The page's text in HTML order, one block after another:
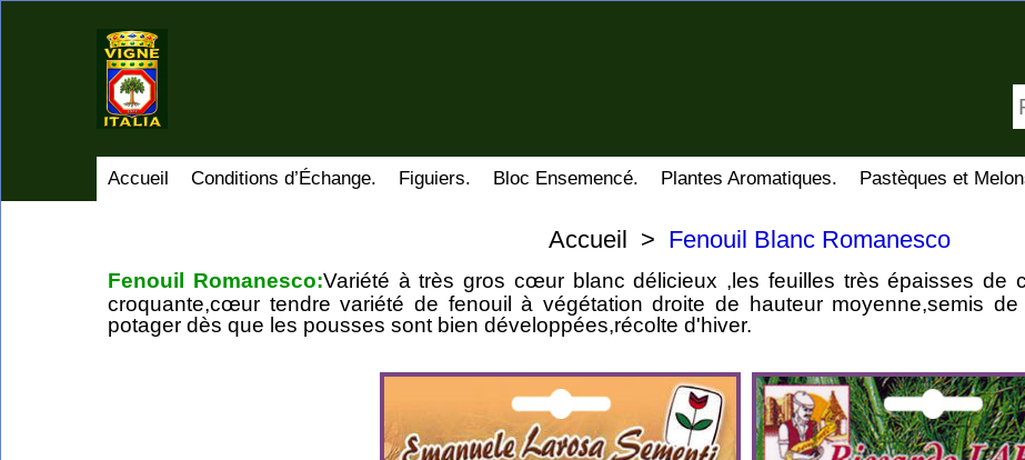
Accueil Conditions d’Échange. Figuiers. Bloc Ensemencé. Plantes Aromatiques. Pastèques et
Accueil > Fenouil Blanc Romanesco
Fenouil Romanesco:Variété à très gros cœur blanc délicieux ,les feuilles très épaisses de
croquante,cœur tendre variété de fenouil à végétation droite de hauteur moyenne,semis
potager dès que les pousses sont bien développées,récolte d'hiver.